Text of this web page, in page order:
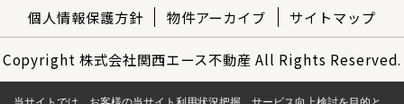
個人情報保護方針 物件アーカイブ サイトマップ
Copyright 株式会社関西エース不動産 All Rights Reserved.